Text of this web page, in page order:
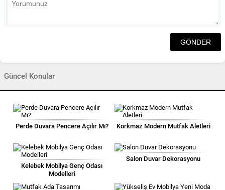
Güncel Konular
Perde Duvara Pencere Açılır Mı? Korkmaz Modern Mutfak Aletleri
Kelebek Mobilya Genç Odası
Modelleri
Salon Duvar Dekorasyonu